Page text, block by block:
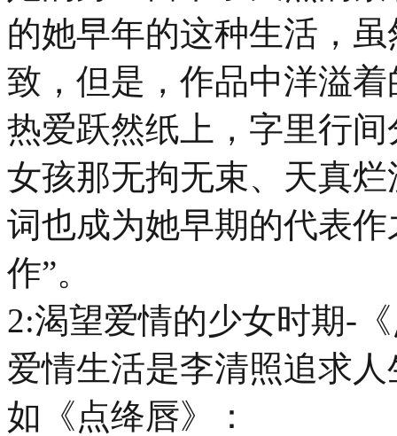
的她早年的这种生活，
致，但是，作品中洋溢
热爱跃然纸上，字里行
女孩那无拘无束、天真
词也成为她早期的代表
作”。
2:渴望爱情的少女时期-
爱情生活是李清照追求
如《点绛唇》：